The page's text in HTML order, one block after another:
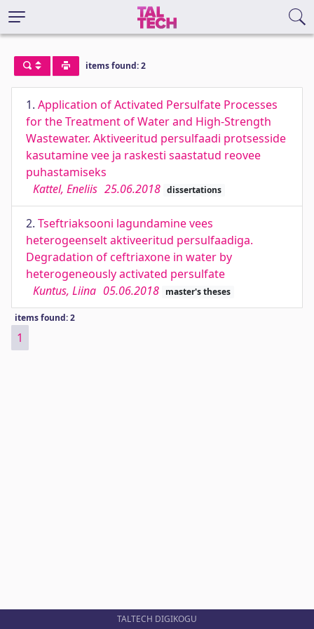
items found: 2
1. Application of Activated Persulfate Processes
for the Treatment of Water and High-Strength
Wastewater. Aktiveeritud persulfaadi protsesside
kasutamine vee ja raskesti saastatud reovee
puhastamiseks
Kattel, Eneliis 25.06.2018 dissertations
2. Tseftriaksooni lagundamine vees
heterogeenselt aktiveeritud persulfaadiga.
Degradation of ceftriaxone in water by
heterogeneously activated persulfate
Kuntus, Liina 05.06.2018 master's theses
items found: 2
1
TALTECH DIGIKOGU